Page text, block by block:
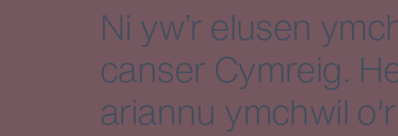
Ni yw’r elusen
canser Cymreig.
ariannu ymchwil